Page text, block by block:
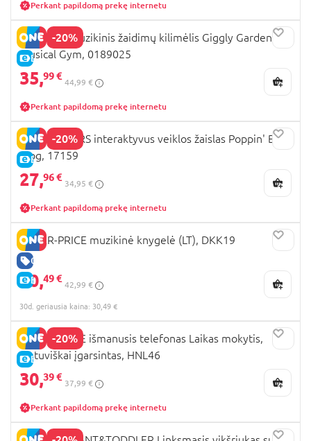
Perkant papildomą prekę internetu
-20%
E-KAINA
PLAYGRO muzikinis žaidimų kilimėlis Giggly Garden
Musical Gym, 0189025
35,99 €
44,99 €
Perkant papildomą prekę internetu
-20%
E-KAINA
BRIGHT STARS interaktyvus veiklos žaislas Poppin' Ball
Frog, 17159
27,96 €
34,95 €
Perkant papildomą prekę internetu
GERA KAINA
E-KAINA
FISHER-PRICE muzikinė knygelė (LT), DKK19
30,49 €
42,99 €
30d. geriausia kaina: 30,49 €
-20%
E-KAINA
FISHER PRICE išmanusis telefonas Laikas mokytis,
Lietuviškai įgarsintas, HNL46
30,39 €
37,99 €
Perkant papildomą prekę internetu